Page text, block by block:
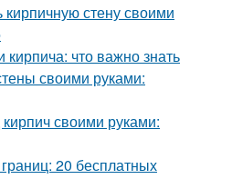
стену своими
кирпича: что важно знать
своими руками:
своими руками:
20 бесплатных